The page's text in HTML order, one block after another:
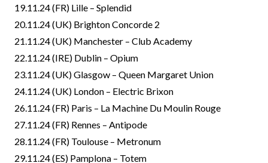
19.11.24 (FR) Lille – Splendid
20.11.24 (UK) Brighton Concorde 2
21.11.24 (UK) Manchester – Club Academy
22.11.24 (IRE) Dublin – Opium
23.11.24 (UK) Glasgow – Queen Margaret Union
24.11.24 (UK) London – Electric Brixon
26.11.24 (FR) Paris – La Machine Du Moulin Rouge
27.11.24 (FR) Rennes – Antipode
28.11.24 (FR) Toulouse – Metronum
29.11.24 (ES) Pamplona – Totem